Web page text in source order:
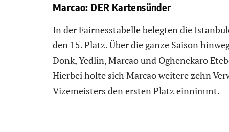
Marcao: DER Kartensünder
In der Fairnesstabelle belegten die
den 15. Platz. Über die ganze Saison
Donk, Yedlin, Marcao und Oghenekaro
Hierbei holte sich Marcao weitere zehn
Vizemeisters den ersten Platz einnimmt.